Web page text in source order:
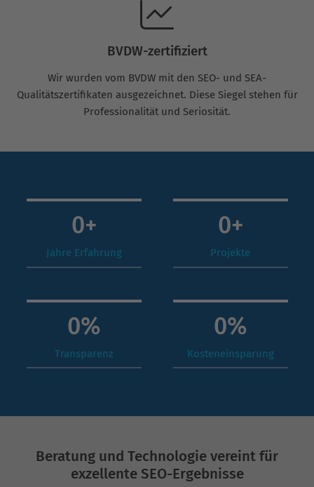
BVDW-zertifiziert
Wir wurden vom BVDW mit den SEO- und SEA-
Qualitätszertifikaten ausgezeichnet. Diese Siegel stehen für
Professionalität und Seriosität.
0+
Jahre Erfahrung
0+
Projekte
0%
Transparenz
0%
Kosteneinsparung
Beratung und Technologie vereint für
exzellente SEO-Ergebnisse